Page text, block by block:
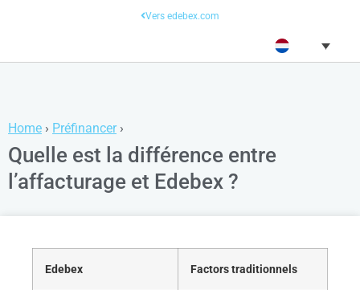
Vers edebex.com
Home › Préfinancer›
Quelle est la différence entre
l’affacturage et Edebex ?
Edebex Factors traditionnels